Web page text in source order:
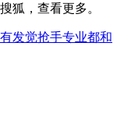
狐，查看更多。
发觉抢手专业都和